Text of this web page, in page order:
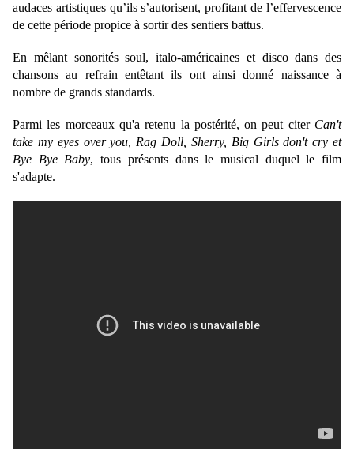
audaces artistiques qu’ils s’autorisent, profitant de l’effervescence
de cette période propice à sortir des sentiers battus.
En mêlant sonorités soul, italo-américaines et disco dans des
chansons au refrain entêtant ils ont ainsi donné naissance à
nombre de grands standards.
Parmi les morceaux qu'a retenu la postérité, on peut citer Can't
take my eyes over you, Rag Doll, Sherry, Big Girls don't cry et
Bye Bye Baby, tous présents dans le musical duquel le film
s'adapte.